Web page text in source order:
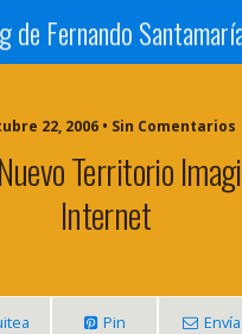
de Fernando
22, 2006 • Sin Comentarios
Territorio
Internet
Pin Envía